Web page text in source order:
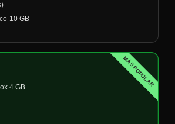
10 GB
MÁS POPULAR
4 GB